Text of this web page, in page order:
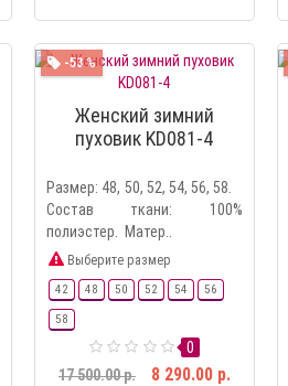
-53 %
Женский зимний
пуховик KD081-4
Размер: 48, 50, 52, 54, 56, 58.
Состав ткани: 100%
полиэстер. Матер..
Выберите размер
42 48 50 52 54 56
58
0
17 500.00 р.
8 290.00 р.